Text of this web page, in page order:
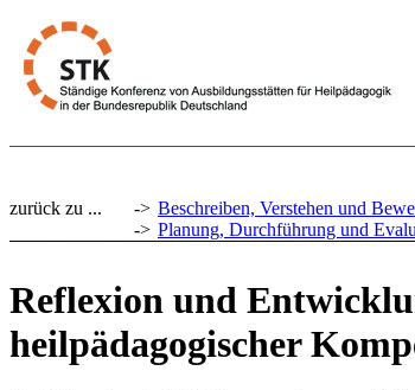
zurück zu ... -> Beschreiben, Verstehen und
-> Planung, Durchführung und
Reflexion und
heilpädagogischer